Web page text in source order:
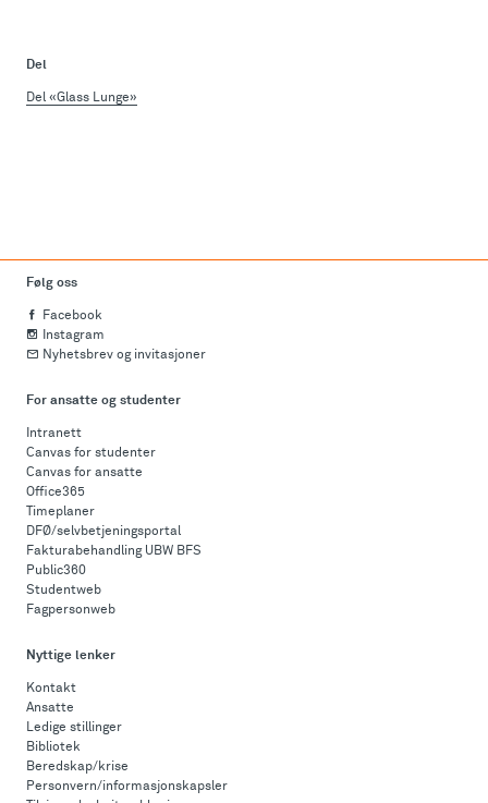
Del
Del «Glass Lunge»
Følg oss
Facebook
Instagram
Nyhetsbrev og invitasjoner
For ansatte og studenter
Intranett
Canvas for studenter
Canvas for ansatte
Office365
Timeplaner
DFØ/selvbetjeningsportal
Fakturabehandling UBW BFS
Public360
Studentweb
Fagpersonweb
Nyttige lenker
Kontakt
Ansatte
Ledige stillinger
Bibliotek
Beredskap/krise
Personvern/informasjonskapsler